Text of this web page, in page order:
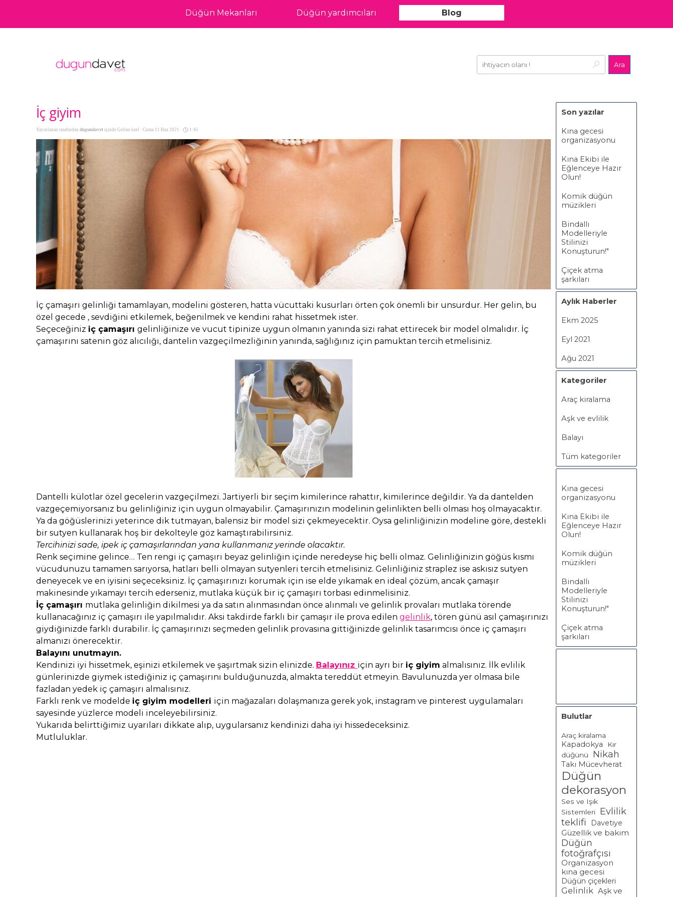
Ara
Düğün Mekanları Düğün yardımcıları Blog
İç giyim
Yayınlanan tarafından dugundavet içinde Geline özel · Cuma 11 Haz 2021 · 1:45
İç çamaşırı gelinliği tamamlayan, modelini gösteren, hatta vücuttaki kusurları örten çok önemli bir unsurdur. Her gelin, bu
özel gecede , sevdiğini etkilemek, beğenilmek ve kendini rahat hissetmek ister.
Seçeceğiniz iç çamaşırı gelinliğinize ve vucut tipinize uygun olmanın yanında sizi rahat ettirecek bir model olmalıdır. İç
çamaşırını satenin göz alıcılığı, dantelin vazgeçilmezliğinin yanında, sağlığınız için pamuktan tercih etmelisiniz.
Dantelli külotlar özel gecelerin vazgeçilmezi. Jartiyerli bir seçim kimilerince rahattır, kimilerince değildir. Ya da dantelden
vazgeçemiyorsanız bu gelinliğiniz için uygun olmayabilir. Çamaşırınızın modelinin gelinlikten belli olması hoş olmayacaktır.
Ya da göğüslerinizi yeterince dik tutmayan, balensiz bir model sizi çekmeyecektir. Oysa gelinliğinizin modeline göre, destekli
bir sutyen kullanarak hoş bir dekolteyle göz kamaştırabilirsiniz.
Tercihinizi sade, ipek iç çamaşırlarından yana kullanmanız yerinde olacaktır.
Renk seçimine gelince… Ten rengi iç çamaşırı beyaz gelinliğin içinde neredeyse hiç belli olmaz. Gelinliğinizin göğüs kısmı
vücudunuzu tamamen sarıyorsa, hatları belli olmayan sutyenleri tercih etmelisiniz. Gelinliğiniz straplez ise askısız sutyen
deneyecek ve en iyisini seçeceksiniz. İç çamaşırınızı korumak için ise elde yıkamak en ideal çözüm, ancak çamaşır
makinesinde yıkamayı tercih ederseniz, mutlaka küçük bir iç çamaşırı torbası edinmelisiniz.
İç çamaşırı mutlaka gelinliğin dikilmesi ya da satın alınmasından önce alınmalı ve gelinlik provaları mutlaka törende
kullanacağınız iç çamaşırı ile yapılmalıdır. Aksi takdirde farklı bir çamaşır ile prova edilen gelinlik, tören günü asıl çamaşırınızı
giydiğinizde farklı durabilir. İç çamaşırınızı seçmeden gelinlik provasına gittiğinizde gelinlik tasarımcısı önce iç çamaşırı
almanızı önerecektir.
Balayını unutmayın.
Kendinizi iyi hissetmek, eşinizi etkilemek ve şaşırtmak sizin elinizde. Balayınız için ayrı bir iç giyim almalısınız. İlk evlilik
günlerinizde giymek istediğiniz iç çamaşırını bulduğunuzda, almakta tereddüt etmeyin. Bavulunuzda yer olmasa bile
fazladan yedek iç çamaşırı almalısınız.
Farklı renk ve modelde iç giyim modelleri için mağazaları dolaşmanıza gerek yok, instagram ve pinterest uygulamaları
sayesinde yüzlerce modeli inceleyebilirsiniz.
Yukarıda belirttiğimiz uyarıları dikkate alıp, uygularsanız kendinizi daha iyi hissedeceksiniz.
Mutluluklar.
Son yazılar
Kına gecesi
organizasyonu
Kına Ekibi ile
Eğlenceye Hazır
Olun!
Komik düğün
müzikleri
Bindallı
Modelleriyle
Stilinizi
Konuşturun!"
Çiçek atma
şarkıları
Aylık Haberler
Ekm 2025
Eyl 2021
Ağu 2021
Kategoriler
Araç kiralama
Aşk ve evlilik
Balayı
Tüm kategoriler
Kına gecesi
organizasyonu
Kına Ekibi ile
Eğlenceye Hazır
Olun!
Komik düğün
müzikleri
Bindallı
Modelleriyle
Stilinizi
Konuşturun!"
Çiçek atma
şarkıları
Bulutlar
Araç kiralama
Kapadokya
Kır
düğünü
Nikah
Takı Mücevherat
Düğün
dekorasyon
Ses ve Işık
Sistemleri
Evlilik
teklifi
Davetiye
Güzellik ve bakım
Düğün
fotoğrafçısı
Organizasyon
kına gecesi
Düğün çiçekleri
Gelinlik Aşk ve